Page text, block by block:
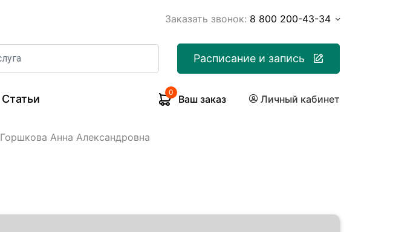
Заказать звонок: 8 800 200-43-34
Расписание и запись
Статьи
0
Ваш заказ Личный кабинет
Горшкова Анна Александровна